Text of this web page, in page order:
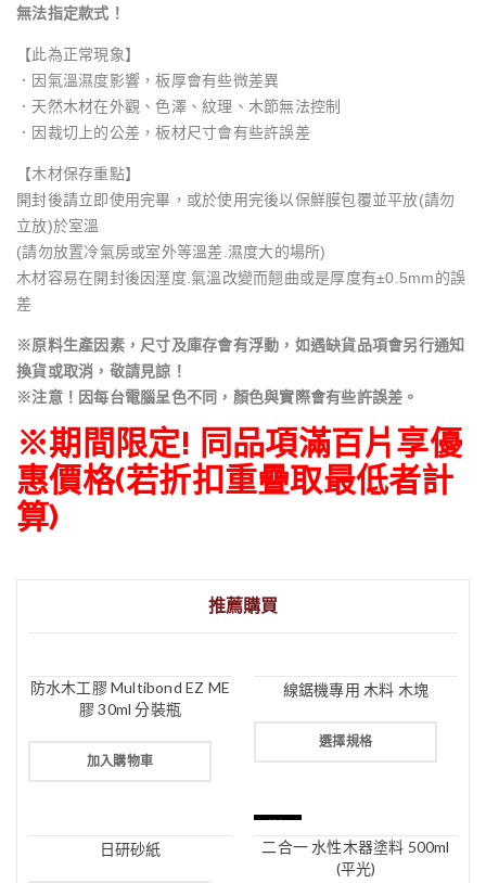
無法指定款式！
【此為正常現象】
．因氣溫濕度影響，板厚會有些微差異
．天然木材在外觀、色澤、紋理、木節無法控制
．因裁切上的公差，板材尺寸會有些許誤差
【木材保存重點】
開封後請立即使用完畢，或於使用完後以保鮮膜包覆並平放(請勿
立放)於室溫
(請勿放置冷氣房或室外等溫差.濕度大的場所)
木材容易在開封後因溼度.氣溫改變而翹曲或是厚度有±0.5mm的誤
差
※原料生產因素，尺寸及庫存會有浮動，如遇缺貨品項會另行通知
換貨或取消，敬請見諒！
※注意！因每台電腦呈色不同，顏色與實際會有些許誤差。
※期間限定! 同品項滿百片享優
惠價格(若折扣重疊取最低者計
算)
推薦購買
防水木工膠 Multibond EZ ME
膠 30ml 分裝瓶
加入購物車
線鋸機專用 木料 木塊
選擇規格
日研砂紙
二合一 水性木器塗料 500ml
(平光)